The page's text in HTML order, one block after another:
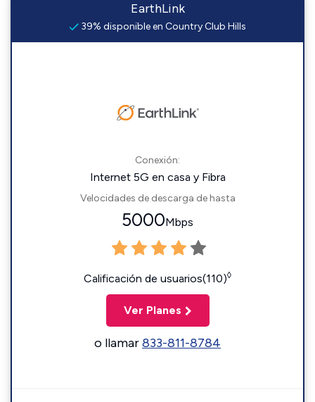
EarthLink
39% disponible en Country Club Hills
Conexión:
Internet 5G en casa y Fibra
Velocidades de descarga de hasta
5000Mbps
Calificación de usuarios(110)◊
Ver Planes
o llamar833-811-8784